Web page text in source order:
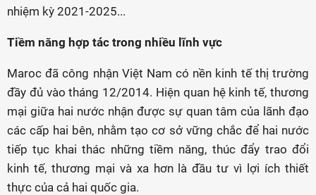
nhiệm kỳ 2021-2025...
Tiềm năng hợp tác trong nhiều lĩnh vực
Maroc đã công nhận Việt Nam có nền kinh tế thị trường
đầy đủ vào tháng 12/2014. Hiện quan hệ kinh tế, thương
mại giữa hai nước nhận được sự quan tâm của lãnh đạo
các cấp hai bên, nhằm tạo cơ sở vững chắc để hai nước
tiếp tục khai thác những tiềm năng, thúc đẩy trao đổi
kinh tế, thương mại và xa hơn là đầu tư vì lợi ích thiết
thực của cả hai quốc gia.